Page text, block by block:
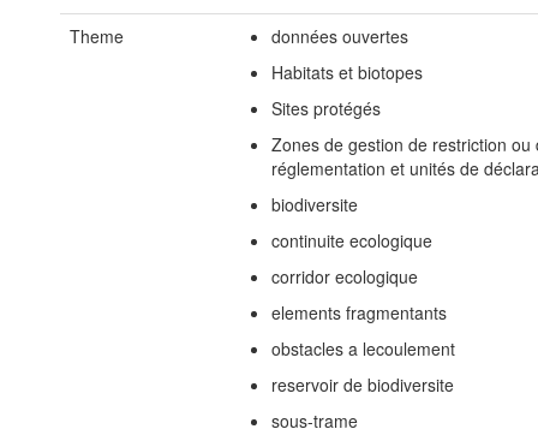
Theme
données ouvertes
Habitats et biotopes
Sites protégés
Zones de gestion de restriction ou
réglementation et unités de
biodiversite
continuite ecologique
corridor ecologique
elements fragmentants
obstacles a lecoulement
reservoir de biodiversite
sous-trame